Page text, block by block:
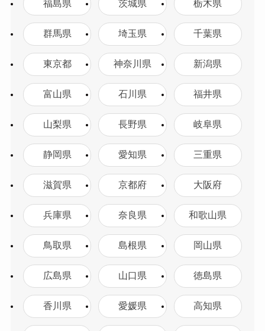
福島県 茨城県 栃木県
群馬県 埼玉県 千葉県
東京都 神奈川県 新潟県
富山県 石川県 福井県
山梨県 長野県 岐阜県
静岡県 愛知県 三重県
滋賀県 京都府 大阪府
兵庫県 奈良県 和歌山県
鳥取県 島根県 岡山県
広島県 山口県 徳島県
香川県 愛媛県 高知県